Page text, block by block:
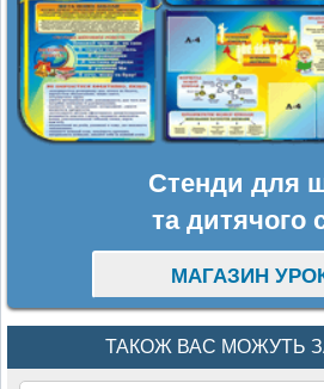
Стенди для
та дитячого
МАГАЗИН
ТАКОЖ ВАС МОЖУТЬ